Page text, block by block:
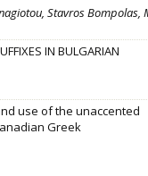
Stavros Bompolas,
IN BULGARIAN
use of the unaccented
Greek